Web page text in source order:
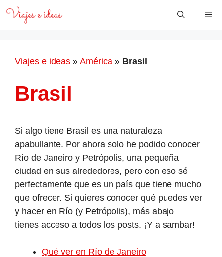
Saltar
Viajes e ideas » América » Brasil
Brasil
Si algo tiene Brasil es una naturaleza
apabullante. Por ahora solo he podido conocer
Río de Janeiro y Petrópolis, una pequeña
ciudad en sus alrededores, pero con eso sé
perfectamente que es un país que tiene mucho
que ofrecer. Si quieres conocer qué puedes ver
y hacer en Río (y Petrópolis), más abajo
tienes acceso a todos los posts. ¡Y a sambar!
Qué ver en Río de Janeiro